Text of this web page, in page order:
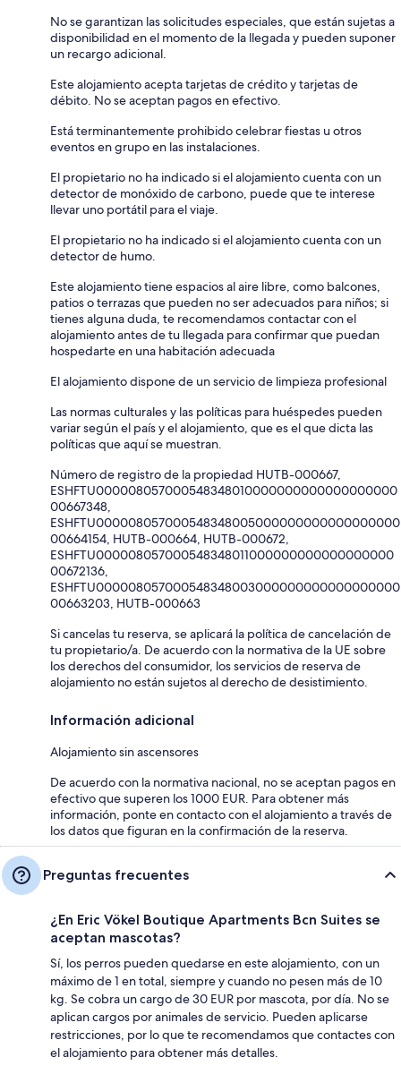
No se garantizan las solicitudes especiales, que están sujetas a
disponibilidad en el momento de la llegada y pueden suponer
un recargo adicional.
Este alojamiento acepta tarjetas de crédito y tarjetas de
débito. No se aceptan pagos en efectivo.
Está terminantemente prohibido celebrar fiestas u otros
eventos en grupo en las instalaciones.
El propietario no ha indicado si el alojamiento cuenta con un
detector de monóxido de carbono, puede que te interese
llevar uno portátil para el viaje.
El propietario no ha indicado si el alojamiento cuenta con un
detector de humo.
Este alojamiento tiene espacios al aire libre, como balcones,
patios o terrazas que pueden no ser adecuados para niños; si
tienes alguna duda, te recomendamos contactar con el
alojamiento antes de tu llegada para confirmar que puedan
hospedarte en una habitación adecuada
El alojamiento dispone de un servicio de limpieza profesional
Las normas culturales y las políticas para huéspedes pueden
variar según el país y el alojamiento, que es el que dicta las
políticas que aquí se muestran.
Número de registro de la propiedad HUTB-000667,
ESHFTU000008057000548348010000000000000000000
00667348,
ESHFTU000008057000548348005000000000000000000
00664154, HUTB-000664, HUTB-000672,
ESHFTU000008057000548348011000000000000000000
00672136,
ESHFTU000008057000548348003000000000000000000
00663203, HUTB-000663
Si cancelas tu reserva, se aplicará la política de cancelación de
tu propietario/a. De acuerdo con la normativa de la UE sobre
los derechos del consumidor, los servicios de reserva de
alojamiento no están sujetos al derecho de desistimiento.
Información adicional
Alojamiento sin ascensores
De acuerdo con la normativa nacional, no se aceptan pagos en
efectivo que superen los 1000 EUR. Para obtener más
información, ponte en contacto con el alojamiento a través de
los datos que figuran en la confirmación de la reserva.
Preguntas frecuentes
¿En Eric Vökel Boutique Apartments Bcn Suites se
aceptan mascotas?
Sí, los perros pueden quedarse en este alojamiento, con un
máximo de 1 en total, siempre y cuando no pesen más de 10
kg. Se cobra un cargo de 30 EUR por mascota, por día. No se
aplican cargos por animales de servicio. Pueden aplicarse
restricciones, por lo que te recomendamos que contactes con
el alojamiento para obtener más detalles.